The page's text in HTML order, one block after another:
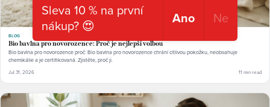
BLOG
Bio bavlna pro novorozence: Proč je nejlepší volbou
Bio bavlna pro novorozence proč: Bio bavlna pro novorozence chrání citlivou pokožku, neobsahuje
chemikálie a je certifikovaná. Zjistěte, proč ji.
Jul 31, 2026 11 min read
Sleva 10 % na první
nákup? 😍
Ano Ne